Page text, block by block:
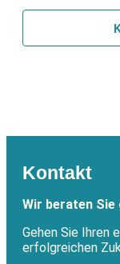
Kontakt
Wir beraten Sie
Gehen Sie Ihren
erfolgreichen